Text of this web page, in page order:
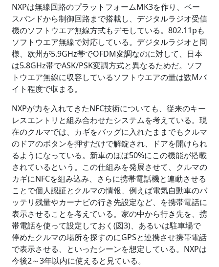
NXPは無線回路のプラットフォームMK3を作り、ベー
スバンドから制御回路まで搭載し、デジタルラジオ受信
機のソフトウエア無線方式もデモしている。802.11pも
ソフトウエア無線で対応している。デジタルラジオと同
様、欧州が5.9GHz帯でOFDM変調なのに対して、日本
は5.8GHz帯でASK/PSK変調方式と異なるためだ。ソフ
トウエア無線に収容しているソフトウエアの量は数Mバ
イト程度で収まる。
NXPが力を入れてきたNFC技術についても、従来のキー
レスエントリと組み合わせたシステムを考えている。現
在のクルマでは、カギをバッグに入れたままでもクルマ
のドアのボタンを押すだけで解錠され、ドアを開けられ
るようになっている。新車のほぼ50%にこの機能が搭載
されているという。この仕組みを発展させて、クルマの
カギにNFCを組み込み、さらに携帯電話機と連動させる
ことで個人認証とクルマの情報、例えば電気自動車のバ
ッテリ残量やカーナビの行き先設定など、を携帯電話に
表示させることを考えている。家の中から行き先を、携
帯電話を使って設定しておく(図3)、あるいは駐車場で
停めたクルマの場所を探すのにGPSと連携させ携帯電話
で表示させる、といったシーンを想定している。NXPは
今後2～3年以内に使えると見ている。